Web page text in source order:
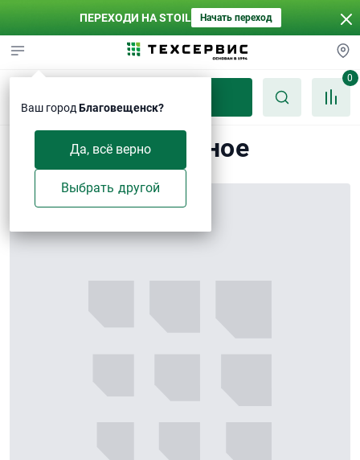
ПЕРЕХОДИ НА STOIL Начать переход
Ваш город Благовещенск?
Да, всё верно
Выбрать другой
0
Кольцо О-образное